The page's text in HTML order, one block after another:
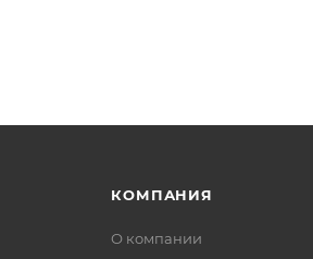
КОМПАНИЯ
О компании